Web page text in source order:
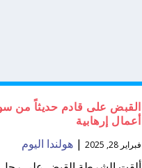
أعمال إرهابية
فبراير 28, 2025 |هولندا اليوم